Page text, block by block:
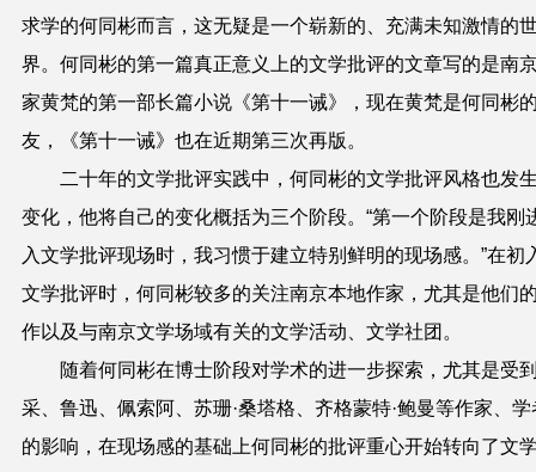
求学的何同彬而言，这无疑是一个崭新的、充满未知激情的
界。何同彬的第一篇真正意义上的文学批评的文章写的是南
家黄梵的第一部长篇小说《第十一诫》，现在黄梵是何同彬
友，《第十一诫》也在近期第三次再版。
二十年的文学批评实践中，何同彬的文学批评风格也发
变化，他将自己的变化概括为三个阶段。“第一个阶段是我刚
入文学批评现场时，我习惯于建立特别鲜明的现场感。”在初
文学批评时，何同彬较多的关注南京本地作家，尤其是他们
作以及与南京文学场域有关的文学活动、文学社团。
随着何同彬在博士阶段对学术的进一步探索，尤其是受
采、鲁迅、佩索阿、苏珊·桑塔格、齐格蒙特·鲍曼等作家、学
的影响，在现场感的基础上何同彬的批评重心开始转向了文